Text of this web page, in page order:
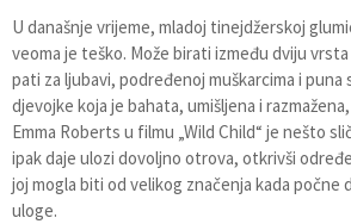
U današnje vrijeme, mladoj tinejdžerskoj
veoma je teško. Može birati između dviju
pati za ljubavi, podređenoj muškarcima i puna
djevojke koja je bahata, umišljena i
Emma Roberts u filmu „Wild Child“ je nešto
ipak daje ulozi dovoljno otrova, otkrivši
joj mogla biti od velikog značenja kada počne
uloge.